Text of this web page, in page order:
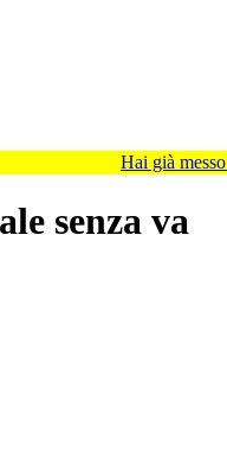
Hai già messo
senza va